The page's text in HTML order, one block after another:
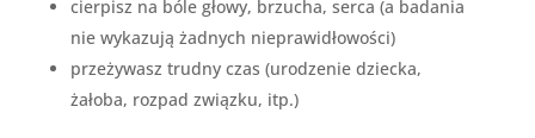
cierpisz na bóle głowy, brzucha, serca (a badania
nie wykazują żadnych nieprawidłowości)
przeżywasz trudny czas (urodzenie dziecka,
żałoba, rozpad związku, itp.)